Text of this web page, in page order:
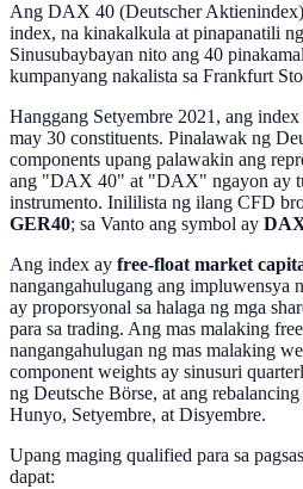
Ang DAX 40 (Deutscher
index, na kinakalkula at pinapanatili
Sinusubaybayan nito ang 40
kumpanyang nakalista sa Frankfurt
Hanggang Setyembre 2021, ang
may 30 constituents. Pinalawak ng
components upang palawakin ang
ang "DAX 40" at "DAX" ngayon ay
instrumento. Inililista ng ilang CFD
GER40; sa Vanto ang symbol ay
Ang index ay free-float market
nangangahulugang ang impluwensya
ay proporsyonal sa halaga ng mga
para sa trading. Ang mas malaking
nangangahulugan ng mas malaking
component weights ay sinusuri
ng Deutsche Börse, at ang
Hunyo, Setyembre, at Disyembre.
Upang maging qualified para sa
dapat: